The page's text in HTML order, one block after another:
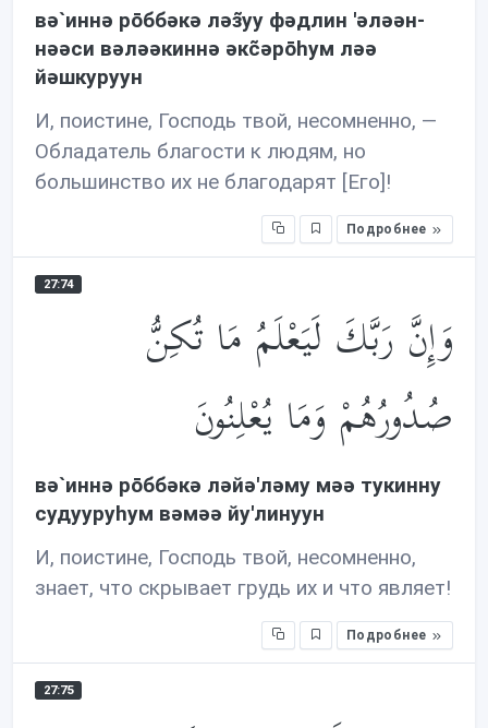
вə`иннə рōббəкə лəз̃уу фəдлин 'əлəəн-
нəəси вəлəəкиннə əкc̃əрōhум лəə
йəшкуруун
И, поистине, Господь твой, несомненно, —
Обладатель благости к людям, но
большинство их не благодарят [Его]!
Подробнее
27:74
وَإِنَّ رَبَّكَ لَيَعْلَمُ مَا تُكِنُّ
صُدُورُهُمْ وَمَا يُعْلِنُونَ
вə`иннə рōббəкə лəйə'лəму мəə тукинну
судууруhум вəмəə йу'линуун
И, поистине, Господь твой, несомненно,
знает, что скрывает грудь их и что являет!
Подробнее
27:75